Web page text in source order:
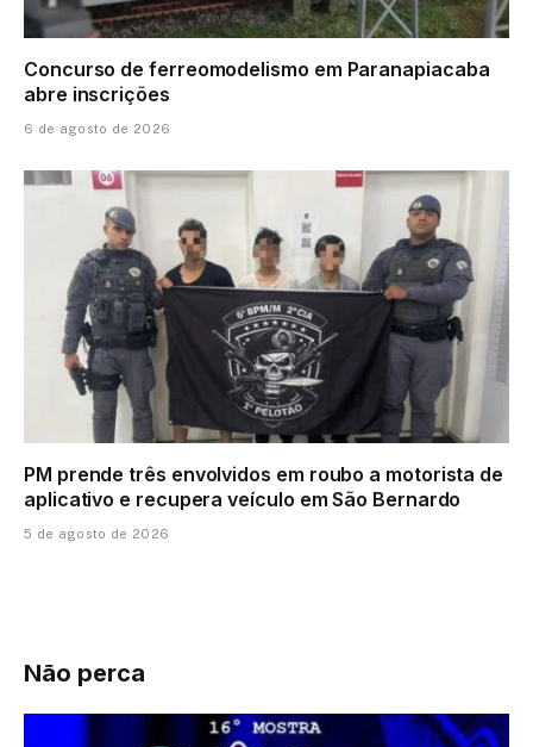
Concurso de ferreomodelismo em Paranapiacaba
abre inscrições
6 de agosto de 2026
PM prende três envolvidos em roubo a motorista de
aplicativo e recupera veículo em São Bernardo
5 de agosto de 2026
Não perca